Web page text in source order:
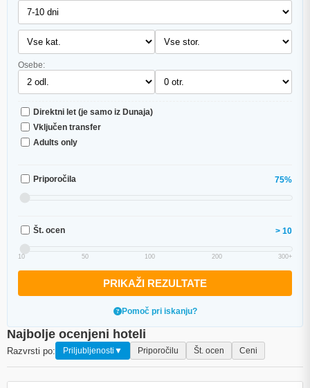
Osebe:
Direktni let (je samo iz Dunaja)
Vključen transfer
Adults only
Priporočila 75%
Št. ocen > 10
10 50 100 200 300+
PRIKAŽI REZULTATE
Pomoč pri iskanju?
Najbolje ocenjeni hoteli
Razvrsti po: Priljubljenosti ▼ Priporočilu Št. ocen Ceni